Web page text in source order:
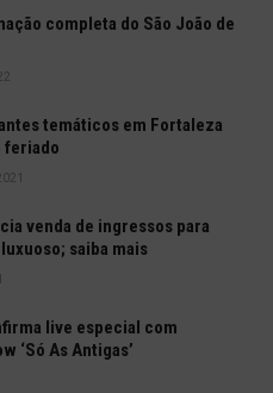
completa do São João de
temáticos em Fortaleza
feriado
venda de ingressos para
saiba mais
live especial com
‘Só As Antigas’